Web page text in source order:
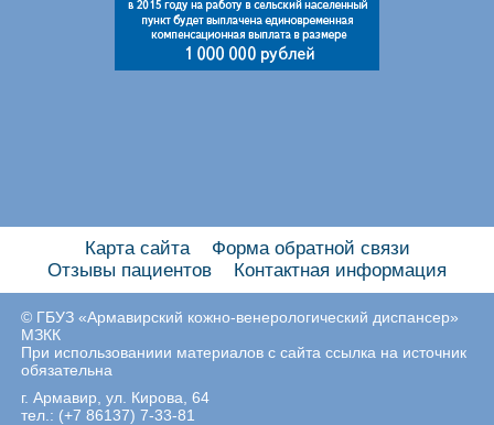
Карта сайта
Форма обратной связи
Отзывы пациентов
Контактная информация
© ГБУЗ «Армавирский кожно-венерологический диспансер»
МЗКК
При использованиии материалов с сайта ссылка на источник
обязательна
г. Армавир, ул. Кирова, 64
тел.: (+7 86137) 7-33-81